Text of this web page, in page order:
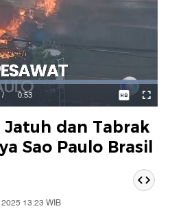
/ Durasi
0:53
Dimuat:
100.00%
Jatuh dan Tabrak
Sao Paulo Brasil
13:23 WIB